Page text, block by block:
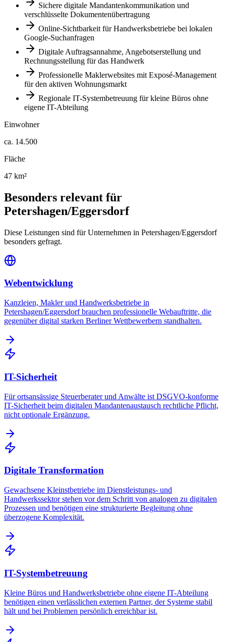
Sichere digitale Mandantenkommunikation und
verschlüsselte Dokumentenübertragung
Online-Sichtbarkeit für Handwerksbetriebe bei lokalen
Google-Suchanfragen
Digitale Auftragsannahme, Angebotserstellung und
Rechnungsstellung für das Handwerk
Professionelle Maklerwebsites mit Exposé-Management
für den aktiven Wohnungsmarkt
Regionale IT-Systembetreuung für kleine Büros ohne
eigene IT-Abteilung
Einwohner
ca. 14.500
Fläche
47 km²
Besonders relevant für
Petershagen/Eggersdorf
Diese Leistungen sind für Unternehmen in Petershagen/Eggersdorf
besonders gefragt.
Webentwicklung
Kanzleien, Makler und Handwerksbetriebe in
Petershagen/Eggersdorf brauchen professionelle Webauftritte, die
gegenüber digital starken Berliner Wettbewerbern standhalten.
IT-Sicherheit
Für ortsansässige Steuerberater und Anwälte ist DSGVO-konforme
IT-Sicherheit beim digitalen Mandantenaustausch rechtliche Pflicht,
nicht optionale Ergänzung.
Digitale Transformation
Gewachsene Kleinstbetriebe im Dienstleistungs- und
Handwerkssektor stehen vor dem Schritt von analogen zu digitalen
Prozessen und benötigen eine strukturierte Begleitung ohne
überzogene Komplexität.
IT-Systembetreuung
Kleine Büros und Handwerksbetriebe ohne eigene IT-Abteilung
benötigen einen verlässlichen externen Partner, der Systeme stabil
hält und bei Problemen persönlich erreichbar ist.